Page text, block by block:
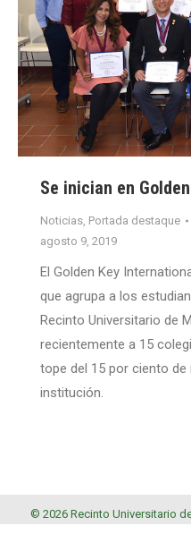
Se inician en
Noticias, Portada destaque
agosto 9, 2019
El Golden Key
que agrupa a los
Recinto Universitario de
recientemente a 15
tope del 15 por ciento
institución.
© 2026 Recinto Universitario